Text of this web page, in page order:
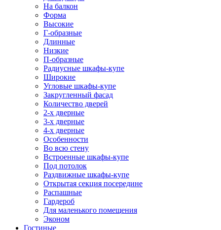
На балкон
Форма
Высокие
Г-образные
Длинные
Низкие
П-образные
Радиусные шкафы-купе
Широкие
Угловые шкафы-купе
Закругленный фасад
Количество дверей
2-х дверные
3-х дверные
4-х дверные
Особенности
Во всю стену
Встроенные шкафы-купе
Под потолок
Раздвижные шкафы-купе
Открытая секция посередине
Распашные
Гардероб
Для маленького помещения
Эконом
Гостиные